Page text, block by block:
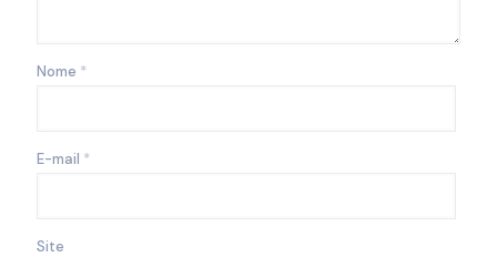
Nome *
E-mail *
Site